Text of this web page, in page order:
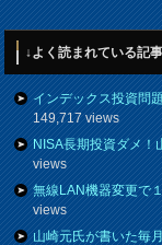
↓よく読まれている記事
インデックス投資問
149,717 views
NISA長期投資ダメ！
views
無線LAN機器変更で
views
山崎元氏が書いた毎